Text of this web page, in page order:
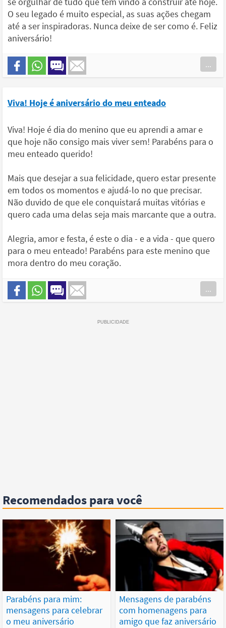
O seu legado é muito especial, as suas ações chegam
até a ser inspiradoras. Nunca deixe de ser como é. Feliz
aniversário!
...
Viva! Hoje é aniversário do meu enteado
Viva! Hoje é dia do menino que eu aprendi a amar e
que hoje não consigo mais viver sem! Parabéns para o
meu enteado querido!
Mais que desejar a sua felicidade, quero estar presente
em todos os momentos e ajudá-lo no que precisar.
Não duvido de que ele conquistará muitas vitórias e
quero cada uma delas seja mais marcante que a outra.
Alegria, amor e festa, é este o dia - e a vida - que quero
para o meu enteado! Parabéns para este menino que
mora dentro do meu coração.
...
Recomendados para você
Parabéns para mim:
mensagens para celebrar
o meu aniversário
Mensagens de parabéns
com homenagens para
amigo que faz aniversário